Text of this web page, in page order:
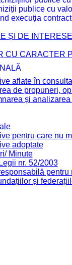
publice cu
execuția
ȘI DE INTERESE
CU CARACTER
aflate în
de propuneri,
și
pentru care nu
adoptate
Minute
nr. 52/2003
și